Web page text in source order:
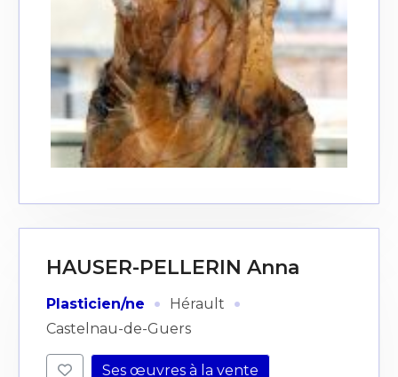
HAUSER-PELLERIN Anna
Plasticien/ne · Hérault ·
Castelnau-de-Guers
Ses œuvres à la vente